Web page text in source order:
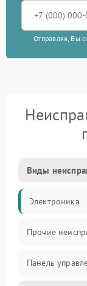
Отправляя, Вы
Виды
Электроника
Прочие
Панель